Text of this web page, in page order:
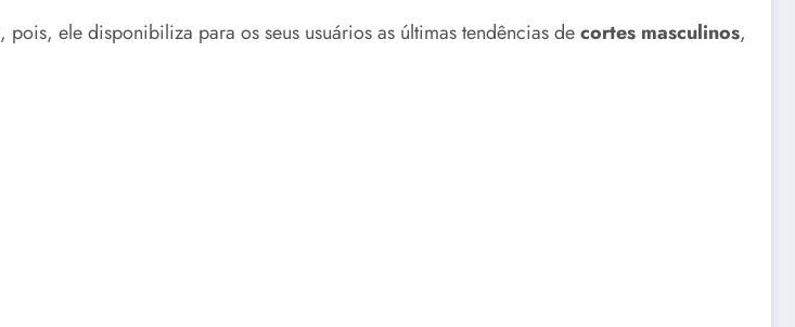
, pois, ele disponibiliza para os seus usuários as últimas tendências decortes masculinos,